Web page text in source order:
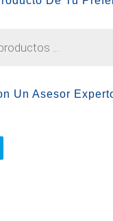
Un Asesor